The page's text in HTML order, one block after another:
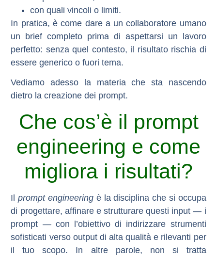
con quali vincoli o limiti.
In pratica, è come dare a un collaboratore umano
un brief completo prima di aspettarsi un lavoro
perfetto: senza quel contesto, il risultato rischia di
essere generico o fuori tema.
Vediamo adesso la materia che sta nascendo
dietro la creazione dei prompt.
Che cos’è il prompt
engineering e come
migliora i risultati?
Ilprompt engineeringè la disciplina che si occupa
di progettare, affinare e strutturare questi input — i
prompt — con l’obiettivo di indirizzare strumenti
sofisticati verso output di alta qualità e rilevanti per
il tuo scopo. In altre parole, non si tratta